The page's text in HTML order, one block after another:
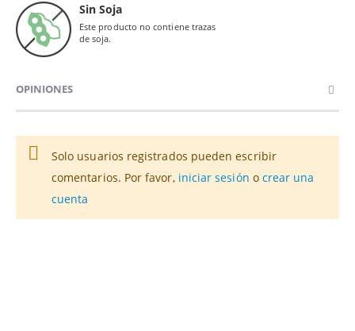
Sin Soja
Este producto no contiene trazas
de soja.
OPINIONES
Solo usuarios registrados pueden escribir
comentarios. Por favor, iniciar sesión o crear una
cuenta